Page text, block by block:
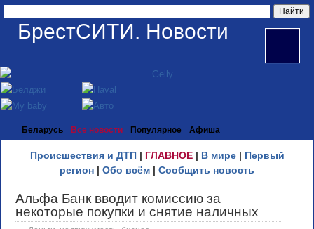
БрестСИТИ. Новости
Беларусь Все новости Популярное Афиша
Происшествия и ДТП| ГЛАВНОЕ| В мире| Первый
регион | Обо всём | Сообщить новость
Альфа Банк вводит комиссию за
некоторые покупки и снятие наличных